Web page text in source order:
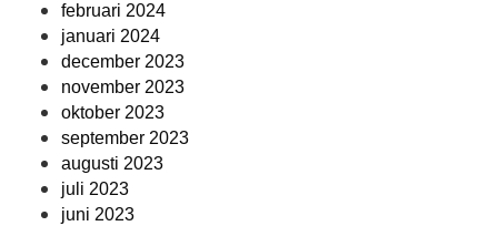
februari 2024
januari 2024
december 2023
november 2023
oktober 2023
september 2023
augusti 2023
juli 2023
juni 2023